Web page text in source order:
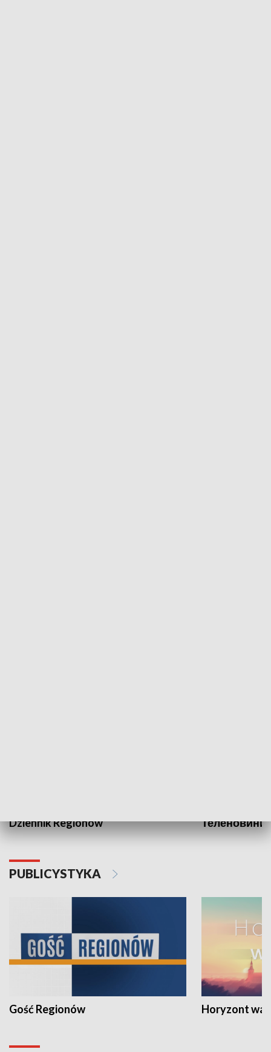
Dziennik Regionów Теленовини
PUBLICYSTYKA
Gość Regionów Horyzont